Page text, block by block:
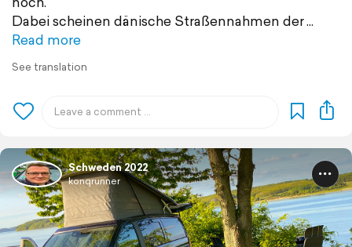
Dabei scheinen dänische Straßennahmen der
Read more
See translation
Schweden 2022
konqrunner